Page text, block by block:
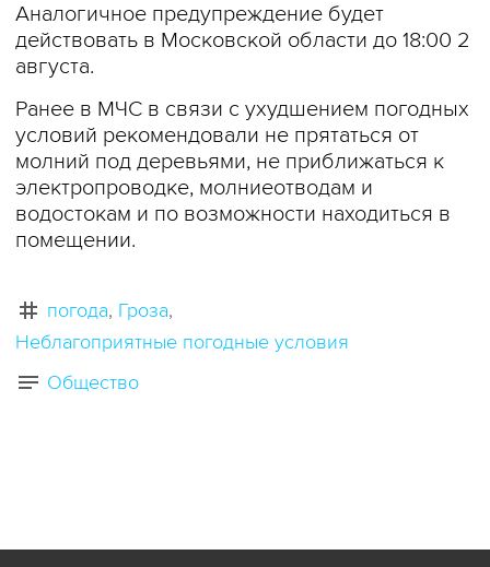
Аналогичное предупреждение будет
действовать в Московской области до 18:00 2
августа.
Ранее в МЧС в связи с ухудшением погодных
условий рекомендовали не прятаться от
молний под деревьями, не приближаться к
электропроводке, молниеотводам и
водостокам и по возможности находиться в
помещении.
погода Гроза
Неблагоприятные погодные условия
Общество